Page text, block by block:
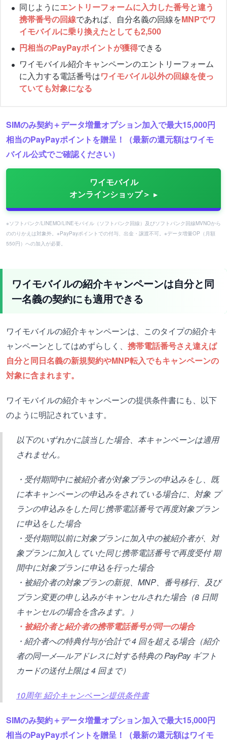
同じようにエントリーフォームに入力した番号と違う
携帯番号の回線であれば、自分名義の回線をMNPでワ
イモバイルに乗り換えたとしても2,500
円相当のPayPayポイントが獲得できる
ワイモバイル紹介キャンペーンのエントリーフォーム
に入力する電話番号はワイモバイル以外の回線を使っ
ていても対象になる
SIMのみ契約＋データ増量オプション加入で最大15,000円
相当のPayPayポイントを贈呈！（最新の還元額はワイモ
バイル公式でご確認ください）
ワイモバイル
オンラインショップ＞
※ソフトバンク/LINEMO/LINEモバイル（ソフトバンク回線）及びソフトバンク回線MVNOから
ののりかえは対象外。※PayPayポイントでの付与、出金・譲渡不可。※データ増量OP（月額
550円）への加入が必要。
ワイモバイルの紹介キャンペーンは自分と同
一名義の契約にも適用できる
ワイモバイルの紹介キャンペーンは、このタイプの紹介キ
ャンペーンとしてはめずらしく、 携帯電話番号さえ違えば
自分と同日名義の新規契約やMNP転入でもキャンペーンの
対象に含まれます。
ワイモバイルの紹介キャンペーンの提供条件書にも、以下
のように明記されています。
以下のいずれかに該当した場合、本キャンペーンは適用
されません。
・受付期間中に被紹介者が対象プランの申込みをし、既
に本キャンペーンの申込みをされている場合に、対象 プ
ランの申込みをした同じ携帯電話番号で再度対象プラン
に申込をした場合
・受付期間以前に対象プランに加入中の被紹介者が、対
象プランに加入していた同じ携帯電話番号で再度受付 期
間中に対象プランに申込を行った場合
・被紹介者の対象プランの新規、MNP、番号移行、及び
プラン変更の申し込みがキャンセルされた場合（8 日間
キャンセルの場合を含みます。）
・被紹介者と紹介者の携帯電話番号が同一の場合
・紹介者への特典付与が合計で 4 回を超える場合（紹介
者の同一メ―ルアドレスに対する特典の PayPay ギフト
カードの送付上限は 4 回まで）
10周年 紹介キャンペーン提供条件書
SIMのみ契約＋データ増量オプション加入で最大15,000円
相当のPayPayポイントを贈呈！（最新の還元額はワイモ